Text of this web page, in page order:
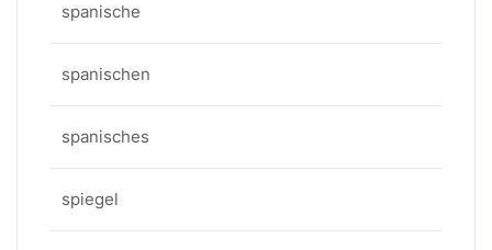
spanische
spanischen
spanisches
spiegel